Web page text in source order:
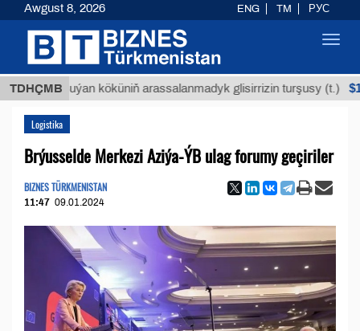
TDHÇMB
Buýan köküniň arassalanmadyk glisirrizin turşusy (t.)
Logistika
Brýusselde Merkezi Aziýa-ÝB ulag forumy geçiriler
BIZNES TÜRKMENISTAN
11:47 09.01.2024
Awgust 8, 2026 ENG TM РУС